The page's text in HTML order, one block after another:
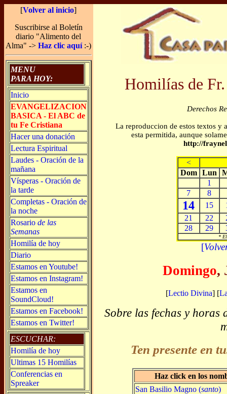
[Volver al inicio]
Suscribirse al Boletín
diario "Alimento del
Alma" ->Haz clic aquí:-)
MENU
PARA HOY:
Inicio
EVANGELIZACION
BASICA - El ABC de
tu Fe Cristiana
Hacer una donación
Lectura Espiritual
Laudes - Oración de la
mañana
Vísperas - Oración de
la tarde
Completas - Oración de
la noche
Rosario de las
Semanas
Homilía de hoy
Diario
Estamos en Youtube!
Estamos en Instagram!
Estamos en
SoundCloud!
Estamos en Facebook!
Estamos en Twitter!
ESCUCHAR:
Homilía de hoy
Ultimas 15 Homilías
Conferencias en
Spreaker
Homilías de
Derechos
La reproduccion de estos textos y
esta permitida, aunque
http://
<
Dom Lun
1
7
8
14 15
21
22
28
29
*
[
Domingo,
[Lectio Divina] [
Sobre las fechas y horas
Ten presente en
Haz click en los
San Basilio Magno (santo)